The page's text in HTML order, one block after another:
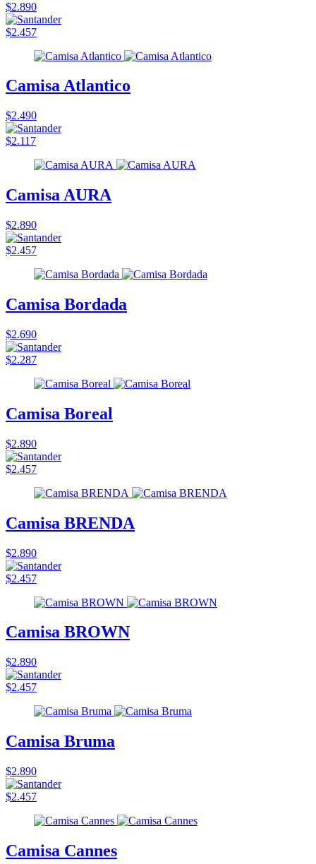
$2.890
$2.457
Camisa Atlantico
$2.490
$2.117
Camisa AURA
$2.890
$2.457
Camisa Bordada
$2.690
$2.287
Camisa Boreal
$2.890
$2.457
Camisa BRENDA
$2.890
$2.457
Camisa BROWN
$2.890
$2.457
Camisa Bruma
$2.890
$2.457
Camisa Cannes